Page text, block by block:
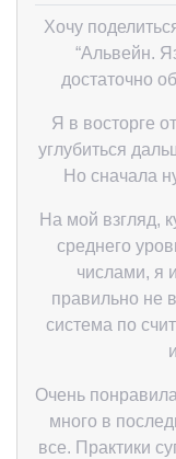
Хочу
“Альвейн.
достаточно
Я в восторге
углубиться
Но сначала
На мой взгляд,
среднего
числами, я
правильно не
система по
Очень
много в
все. Практики